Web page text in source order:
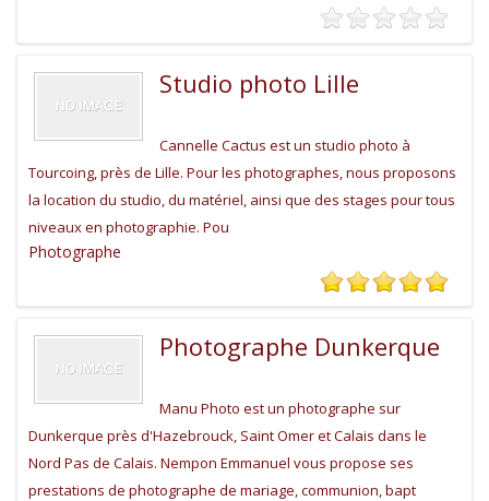
Studio photo Lille
Cannelle Cactus est un studio photo à
Tourcoing, près de Lille. Pour les photographes, nous proposons
la location du studio, du matériel, ainsi que des stages pour tous
niveaux en photographie. Pou
Photographe
Photographe Dunkerque
Manu Photo est un photographe sur
Dunkerque près d'Hazebrouck, Saint Omer et Calais dans le
Nord Pas de Calais. Nempon Emmanuel vous propose ses
prestations de photographe de mariage, communion, bapt